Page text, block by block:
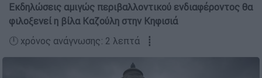
Εκδηλώσεις αμιγώς περιβαλλοντικού ενδιαφέροντος θα
φιλοξενεί η βίλα Καζούλη στην Κηφισιά
🕛 χρόνος ανάγνωσης: 2 λεπτά ┋